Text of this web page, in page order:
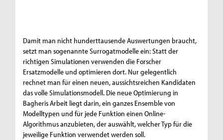
Damit man nicht hunderttausende Auswertungen braucht,
setzt man sogenannte Surrogatmodelle ein: Statt der
richtigen Simulationen verwenden die Forscher
Ersatzmodelle und optimieren dort. Nur gelegentlich
rechnet man für einen neuen, aussichtsreichen Kandidaten
das volle Simulationsmodell. Die neue Optimierung in
Bagheris Arbeit liegt darin, ein ganzes Ensemble von
Modelltypen und für jede Funktion einen Online-
Algorithmus anzubieten, der auswählt, welcher Typ für die
jeweilige Funktion verwendet werden soll.